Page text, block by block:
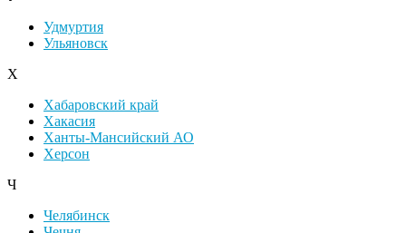
Удмуртия
Ульяновск
Х
Хабаровский край
Хакасия
Ханты-Мансийский АО
Херсон
Ч
Челябинск